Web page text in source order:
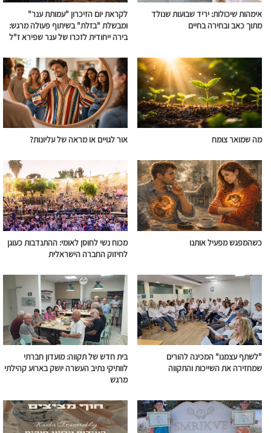
אימהות שיכולות: יריד שבועות שנולד
מתוך כאב ובחירה בחיים
לקראת יום הזיכרון "עמותת ענר"
ומבשלת "בזלת" בשיתוף פעולה מרגש:
בירה ייחודית לזכרו של ענר שפירא ז"ל
מה שמואר צומח אור לגויים או מראה של עליונות?
כשהמפגש מפעיל אותנו
מכוח נשי לחוסן לאומי: ההתנדבות כעוגן
לחיזוק החברה הישראלית
"לשתף עצמנו" המכינה להורים
שמחזירה את השייכות והתקווה
בית חדש של תקווה: מועדון חברתי
לוותיקי נתיב העשרה יושק בארוע קהילתי
מרגש